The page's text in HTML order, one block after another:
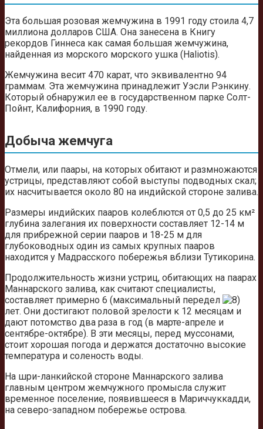
Эта большая розовая жемчужина в 1991 году стоила 4,7
миллиона долларов США. Она занесена в Книгу
рекордов Гиннеса как самая большая жемчужина,
найденная из морского морского ушка (Haliotis).
Жемчужина весит 470 карат, что эквивалентно 94
граммам. Эта жемчужина принадлежит Уэсли Рэнкину.
Который обнаружил ее в государственном парке Солт-
Пойнт, Калифорния, в 1990 году.
Добыча жемчуга
Отмели, или паары, на которых обитают и размножаются
устрицы, представляют собой выступы подводных скал;
их насчитывается около 80 на индийской стороне залива.
Размеры индийских пааров колеблются от 0,5 до 25 км²
глубина залегания их поверхности составляет 12-14 м
для прибрежной серии пааров и 18-25 м для
глубоководных один из самых крупных пааров
находится у Мадрасского побережья вблизи Тутикорина.
Продолжительность жизни устриц, обитающих на паарах
Маннарского залива, как считают специалисты,
составляет примерно 6 (максимальный передел
лет. Они достигают половой зрелости к 12 месяцам и
дают потомство два раза в год (в марте-апреле и
сентябре-октябре). В эти месяцы, перед муссонами,
стоит хорошая погода и держатся достаточно высокие
температура и соленость воды.
На шри-ланкийской стороне Маннарского залива
главным центром жемчужного промысла служит
временное поселение, появившееся в Мариччуккадди,
на северо-западном побережье острова.